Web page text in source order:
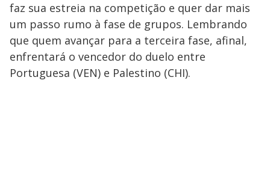
faz sua estreia na competição e quer dar mais
um passo rumo à fase de grupos. Lembrando
que quem avançar para a terceira fase, afinal,
enfrentará o vencedor do duelo entre
Portuguesa (VEN) e Palestino (CHI).